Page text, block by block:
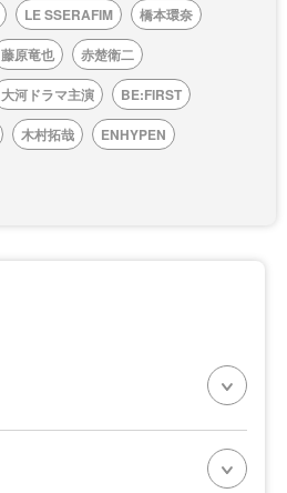
LE SSERAFIM
橋本環奈
藤原竜也
赤楚衛二
大河ドラマ主演
BE:FIRST
木村拓哉
ENHYPEN